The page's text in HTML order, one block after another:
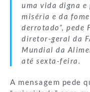
uma vida digna
miséria e da
derrotado”, pede
diretor-geral da
Mundial da
até sexta-feira.
A mensagem pede